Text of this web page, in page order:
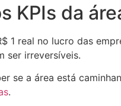
KPIs da
1 real no lucro das
ser irreversíveis.
se a área está
.